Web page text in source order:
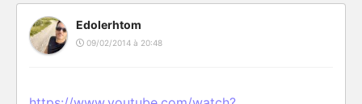
Edolerhtom
09/02/2014 à 20:48